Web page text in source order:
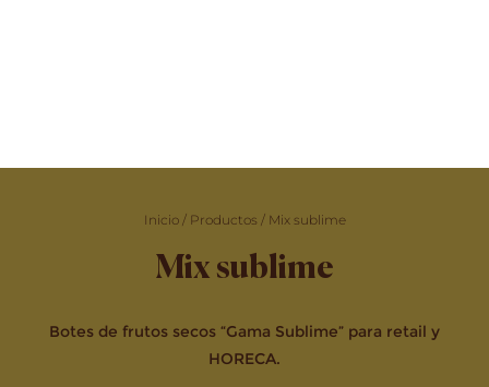
Inicio/ Productos / Mix sublime
Mix sublime
Botes de frutos secos “Gama Sublime” para retail y
HORECA.